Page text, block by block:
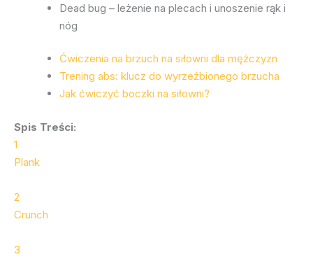
Dead bug – leżenie na plecach i unoszenie rąk i
nóg
Ćwiczenia na brzuch na siłowni dla mężczyzn
Trening abs: klucz do wyrzeźbionego brzucha
Jak ćwiczyć boczki na siłowni?
Spis Treści:
1
Plank
2
Crunch
3